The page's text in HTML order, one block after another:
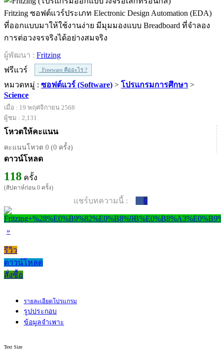
Fritzing ซอฟต์แวร์ประเภท Electronic Design Automation (EDA)
ที่ออกแบบมาให้ใช้งานง่าย มีมุมมองแบบ Breadboard ที่จำลอง
การต่อวงจรจริงได้อย่างสมจริง
ผู้พัฒนา : Fritzing
ฟรีแวร์
Freeware คืออะไร ?
หมวดหมู่ : ซอฟต์แวร์ (Software) > โปรแกรมการศึกษา >
Science
เมื่อ : 19 พฤศจิกายน 2568
ผู้ชม : 2,131
โหวตให้คะแนน
คะแนนโหวต 0 (0 ครั้ง)
ดาวน์โหลด
118 ครั้ง
(สัปดาห์ก่อน 0 ครั้ง)
แชร์บทความนี้ : 0
»
รีวิว
ดาวน์โหลด
สั่งซื้อ
รายละเอียดโปรแกรม
รูปประกอบ
ข้อมูลจำเพาะ
Text Size